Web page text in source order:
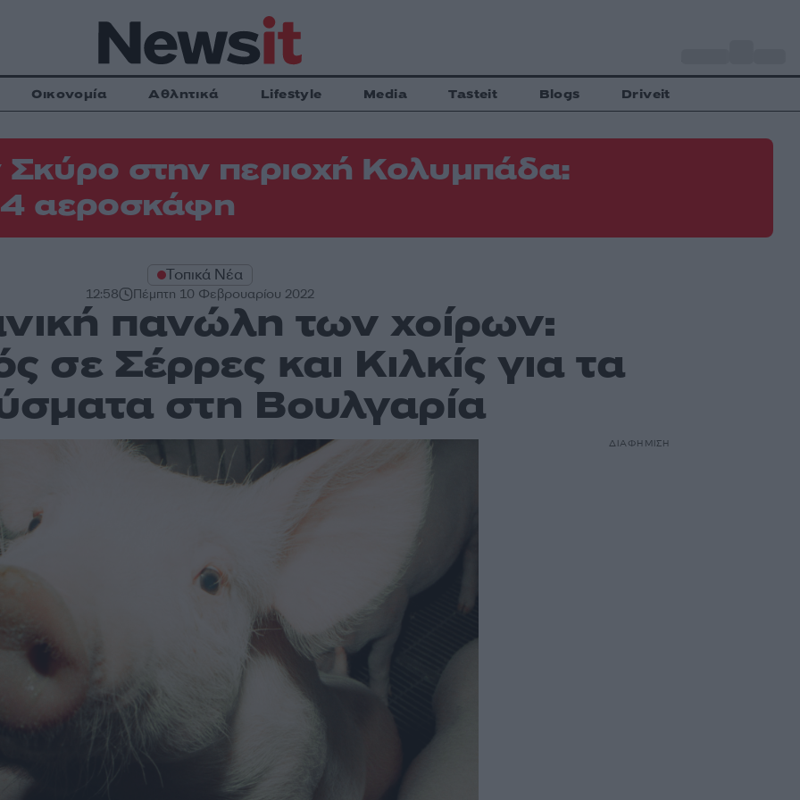
Οικονομία Αθλητικά Lifestyle Media Tasteit Blogs Driveit
στην περιοχή Κολυμπάδα:
4 αεροσκάφη
Τοπικά Νέα
12:58 Πέμπτη 10 Φεβρουαρίου 2022
πανώλη των χοίρων:
σε Σέρρες και Κιλκίς για τα
στη Βουλγαρία
ΔΙΑΦΗΜΙΣΗ